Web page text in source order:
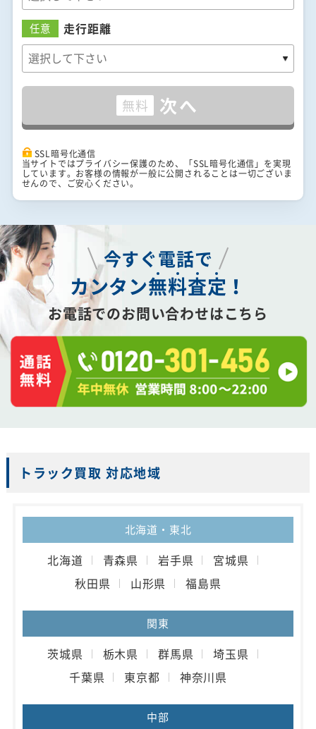
任意 走行距離
無料 次へ
SSL暗号化通信
当サイトではプライバシー保護のため、「SSL暗号化通信」を実現
しています。お客様の情報が一般に公開されることは一切ございま
せんので、ご安心ください。
今すぐ電話で
カンタン無料査定 ！
お電話でのお問い合わせはこちら
トラック買取 対応地域
北海道・東北
北海道 青森県 岩手県
宮城県
秋田県
山形県 福島県
関東
茨城県 栃木県 群馬県
埼玉県
千葉県
東京都 神奈川県
中部